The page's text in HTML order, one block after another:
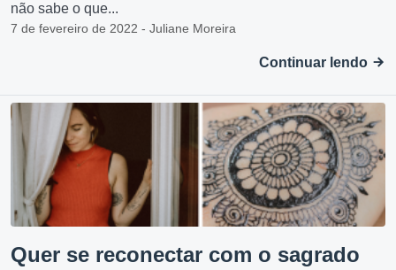
não sabe o que...
7 de fevereiro de 2022 - Juliane Moreira
Continuar lendo
Quer se reconectar com o sagrado